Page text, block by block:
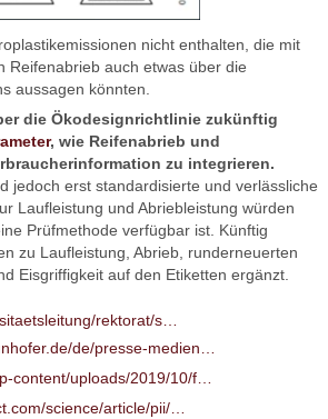
nicht enthalten, die mit
Reifenabrieb auch etwas über die
aussagen könnten.
die Ökodesignrichtlinie zukünftig
, wie Reifenabrieb und
zu integrieren.
jedoch erst standardisierte und verlässliche
Laufleistung und Abriebleistung würden
Prüfmethode verfügbar ist. Künftig
zu Laufleistung, Abrieb, runderneuerten
Eisgriffigkeit auf den Etiketten ergänzt.
rektorat/s…
de/presse-medien…
content/uploads/2019/10/f…
science/article/pii/…